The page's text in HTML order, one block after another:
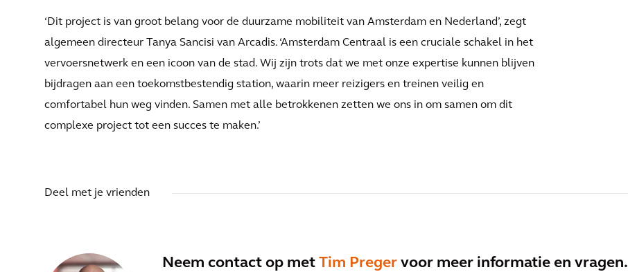
‘Dit project is van groot belang voor de duurzame mobiliteit van Amsterdam en Nederland’, zegt
algemeen directeur Tanya Sancisi van Arcadis. ‘Amsterdam Centraal is een cruciale schakel in het
vervoersnetwerk en een icoon van de stad. Wij zijn trots dat we met onze expertise kunnen blijven
bijdragen aan een toekomstbestendig station, waarin meer reizigers en treinen veilig en
comfortabel hun weg vinden. Samen met alle betrokkenen zetten we ons in om samen om dit
complexe project tot een succes te maken.’
Deel met je vrienden
Neem contact op met Tim Preger voor meer informatie en vragen.